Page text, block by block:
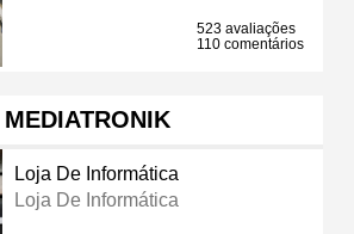
523 avaliações
110 comentários
MEDIATRONIK
Loja De Informática
Loja De Informática